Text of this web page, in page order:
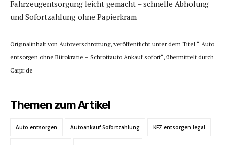
Fahrzeugentsorgung leicht gemacht – schnelle Abholung
und Sofortzahlung ohne Papierkram
Originalinhalt von Autoverschrottung, veröffentlicht unter dem Titel “ Auto
entsorgen ohne Bürokratie – Schrottauto Ankauf sofort“, übermittelt durch
Carpr.de
Themen zum Artikel
Auto entsorgen Autoankauf Sofortzahlung KFZ entsorgen legal